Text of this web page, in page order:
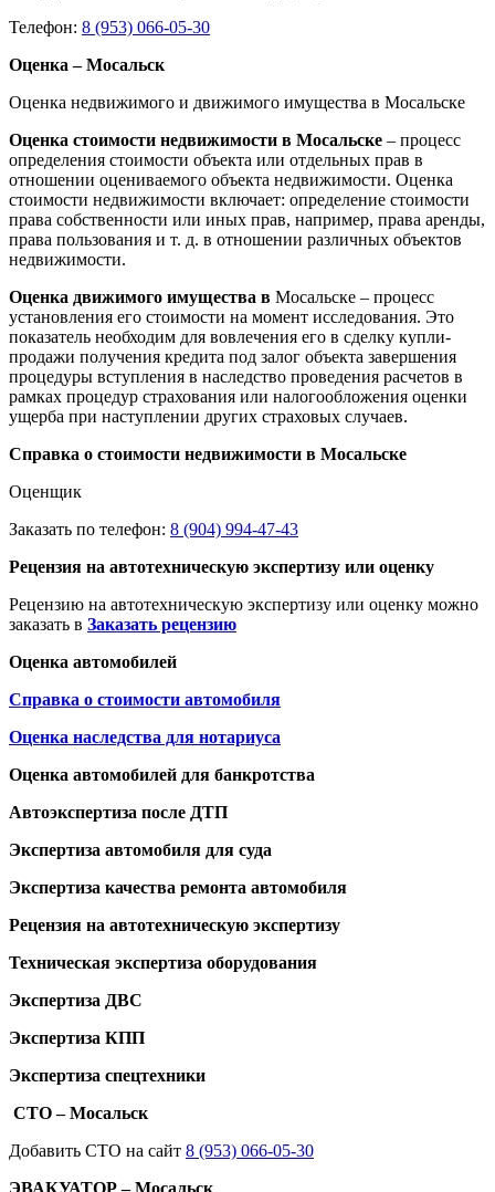
Телефон: 8 (953) 066-05-30
Оценка – Мосальск
Оценка недвижимого и движимого имущества в Мосальске
Оценка стоимости недвижимости в Мосальске – процесс
определения стоимости объекта или отдельных прав в
отношении оцениваемого объекта недвижимости. Оценка
стоимости недвижимости включает: определение стоимости
права собственности или иных прав, например, права аренды,
права пользования и т. д. в отношении различных объектов
недвижимости.
Оценка движимого имущества в Мосальске – процесс
установления его стоимости на момент исследования. Это
показатель необходим для вовлечения его в сделку купли-
продажи получения кредита под залог объекта завершения
процедуры вступления в наследство проведения расчетов в
рамках процедур страхования или налогообложения оценки
ущерба при наступлении других страховых случаев.
Справка о стоимости недвижимости в Мосальске
Оценщик
Заказать по телефон: 8 (904) 994-47-43
Рецензия на автотехническую экспертизу или оценку
Рецензию на автотехническую экспертизу или оценку можно
заказать в Заказать рецензию
Оценка автомобилей
Справка о стоимости автомобиля
Оценка наследства для нотариуса
Оценка автомобилей для банкротства
Автоэкспертиза после ДТП
Экспертиза автомобиля для суда
Экспертиза качества ремонта автомобиля
Рецензия на автотехническую экспертизу
Техническая экспертиза оборудования
Экспертиза ДВС
Экспертиза КПП
Экспертиза спецтехники
СТО – Мосальск
Добавить СТО на сайт 8 (953) 066-05-30
ЭВАКУАТОР – Мосальск